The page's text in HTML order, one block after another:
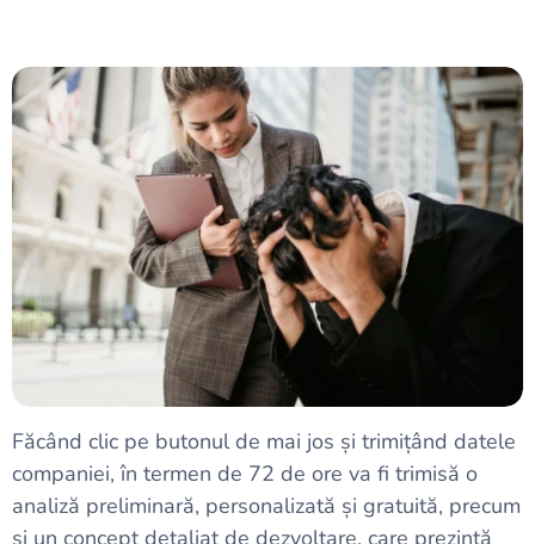
Făcând clic pe butonul de mai jos și trimițând datele
companiei, în termen de 72 de ore va fi trimisă o
analiză preliminară, personalizată și gratuită, precum
și un concept detaliat de dezvoltare, care prezintă